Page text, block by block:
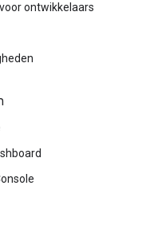
ontwikkelaars